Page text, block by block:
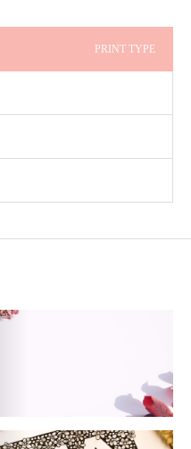
PRINT TYPE